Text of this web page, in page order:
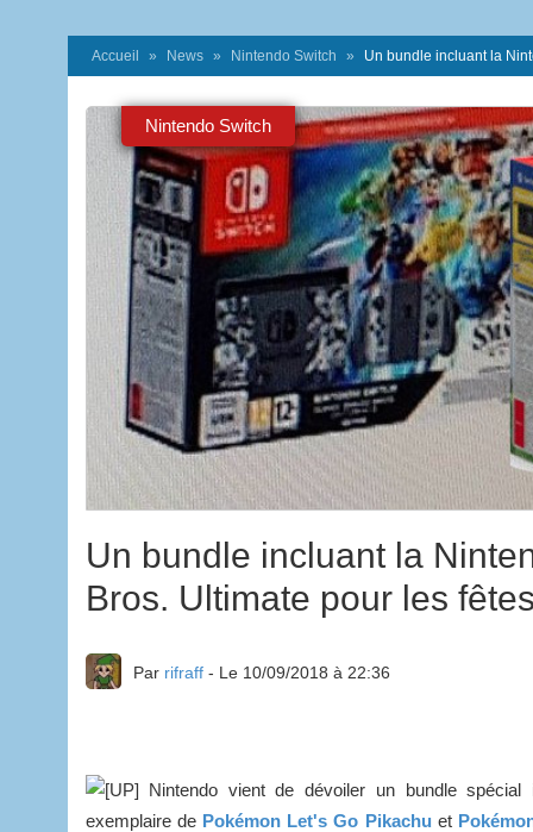
Accueil News Nintendo Switch Un bundle incluant la
Nintendo Switch
Un bundle incluant la
Bros. Ultimate pour les
Par rifraff - Le 10/09/2018 à 22:36
Nintendo vient de dévoiler un bundle
exemplaire de Pokémon Let's Go Pikachu et